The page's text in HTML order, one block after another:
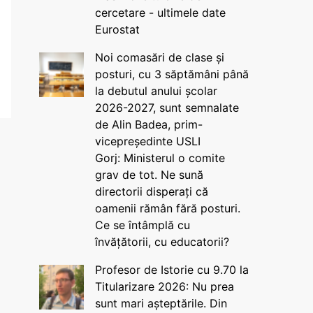
cercetare - ultimele date
Eurostat
Noi comasări de clase și
posturi, cu 3 săptămâni până
la debutul anului școlar
2026-2027, sunt semnalate
de Alin Badea, prim-
vicepreședinte USLI
Gorj: Ministerul o comite
grav de tot. Ne sună
directorii disperați că
oamenii rămân fără posturi.
Ce se întâmplă cu
învățătorii, cu educatorii?
Profesor de Istorie cu 9.70 la
Titularizare 2026: Nu prea
sunt mari așteptările. Din